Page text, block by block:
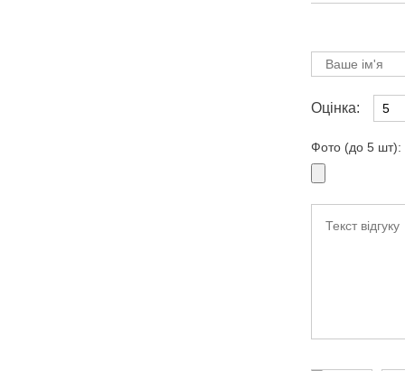
Оцінка:
Фото (до 5 шт):